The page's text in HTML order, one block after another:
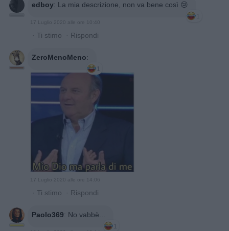
edboy: La mia descrizione, non va bene così 😢
1
17 Luglio 2020 alle ore 10:40
· Ti stimo · Rispondi
ZeroMenoMeno:
1
17 Luglio 2020 alle ore 14:06
· Ti stimo · Rispondi
Paolo369: No vabbè...
1